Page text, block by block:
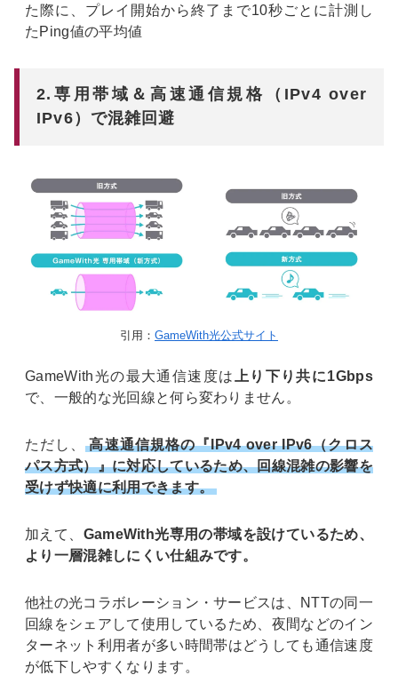
た際に、プレイ開始から終了まで10秒ごとに計測し
たPing値の平均値
2.専用帯域＆高速通信規格（IPv4 over
IPv6）で混雑回避
引用： GameWith光公式サイト
GameWith光の最大通信速度は上り下り共に1Gbps
で、一般的な光回線と何ら変わりません。
ただし、 高速通信規格の『IPv4 over IPv6（クロス
パス方式）』に対応しているため、回線混雑の影響を
受けず快適に利用できます。
加えて、 GameWith光専用の帯域を設けているため、
より一層混雑しにくい仕組みです。
他社の光コラボレーション・サービスは、NTTの同一
回線をシェアして使用しているため、夜間などのイン
ターネット利用者が多い時間帯はどうしても通信速度
が低下しやすくなります。